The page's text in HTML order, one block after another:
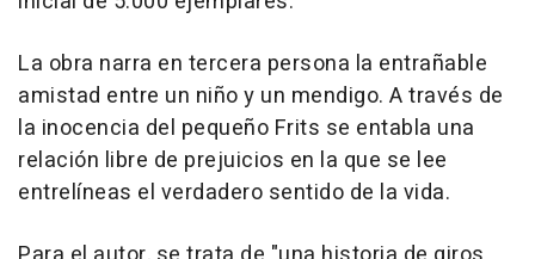
La obra narra en tercera persona la entrañable
amistad entre un niño y un mendigo. A través de
la inocencia del pequeño Frits se entabla una
relación libre de prejuicios en la que se lee
entrelíneas el verdadero sentido de la vida.